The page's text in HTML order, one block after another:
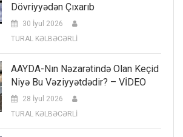
Dövriyyədən Çıxarıb
30 İyul 2026
TURAL KƏLBƏCƏRLİ
AAYDA-Nın Nəzarətində Olan Keçid
Niyə Bu Vəziyyətdədir? – VİDEO
28 İyul 2026
TURAL KƏLBƏCƏRLİ